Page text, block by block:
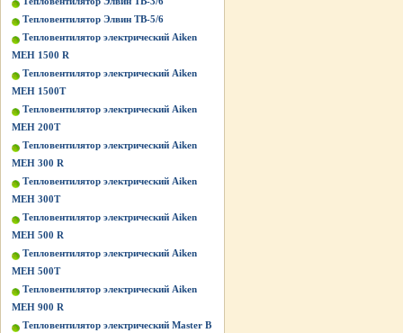
Тепловентилятор Элвин ТВ-5/6
Тепловентилятор электрический Aiken
MEH 1500 R
Тепловентилятор электрический Aiken
MEH 1500T
Тепловентилятор электрический Aiken
MEH 200T
Тепловентилятор электрический Aiken
MEH 300 R
Тепловентилятор электрический Aiken
MEH 300T
Тепловентилятор электрический Aiken
MEH 500 R
Тепловентилятор электрический Aiken
MEH 500T
Тепловентилятор электрический Aiken
MEH 900 R
Тепловентилятор электрический Master B